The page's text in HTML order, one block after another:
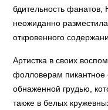
бдительность фанатов,
неожиданно
откровенного
Артистка в своих
фолловерам пикантное
обнаженной грудью,
также в белых